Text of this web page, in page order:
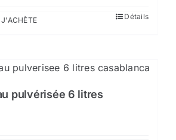
J'ACHÈTE Détails
pulvérisée 6 litres